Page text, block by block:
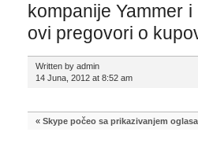
kompanije Yammer
ovi pregovori o
Written by admin
14 Juna, 2012 at 8:52 am
« Skype počeo sa prikazivanjem